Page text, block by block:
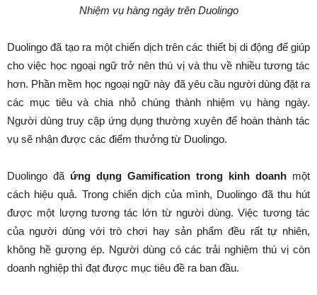
Nhiệm vụ hàng ngày trên Duolingo
Duolingo đã tạo ra một chiến dịch trên các thiết bị di động để giúp
cho việc học ngoại ngữ trở nên thú vị và thu về nhiều tương tác
hơn. Phần mềm học ngoại ngữ này đã yêu cầu người dùng đặt ra
các mục tiêu và chia nhỏ chúng thành nhiệm vụ hàng ngày.
Người dùng truy cập ứng dụng thường xuyên để hoàn thành tác
vụ sẽ nhận được các điểm thưởng từ Duolingo.
Duolingo đã ứng dụng Gamification trong kinh doanh một
cách hiệu quả. Trong chiến dịch của mình, Duolingo đã thu hút
được một lượng tương tác lớn từ người dùng. Việc tương tác
của người dùng với trò chơi hay sản phẩm đều rất tự nhiên,
không hề gượng ép. Người dùng có các trải nghiệm thú vị còn
doanh nghiệp thì đạt được mục tiêu đề ra ban đầu.